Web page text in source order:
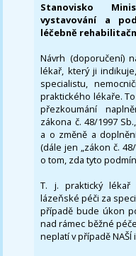
Stanovisko
vystavování a
léčebně
Návrh (doporučení)
lékař, který ji
specialistu,
praktického lékaře.
přezkoumání
zákona č. 48/1997
a o změně a
(dále jen „zákon č.
o tom, zda tyto
T. j. praktický
lázeňské péči za
případě bude úkon
nad rámec běžné
neplatí v případě